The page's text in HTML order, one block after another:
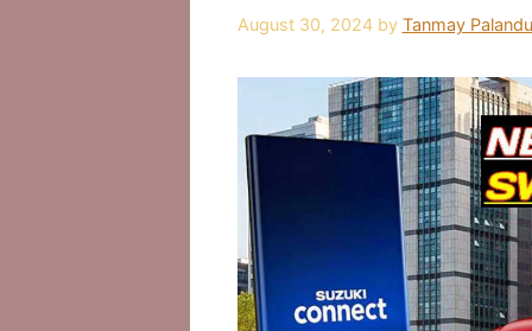
August 30, 2024 by Tanmay